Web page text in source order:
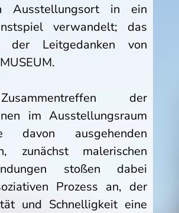
Ausstellungsort in ein
verwandelt; das
Leitgedanken von
der
im Ausstellungsraum
ausgehenden
zunächst malerischen
stoßen dabei
Prozess an, der
und Schnelligkeit eine